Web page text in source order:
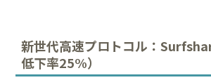
新世代高速プロトコル：
低下率25%）